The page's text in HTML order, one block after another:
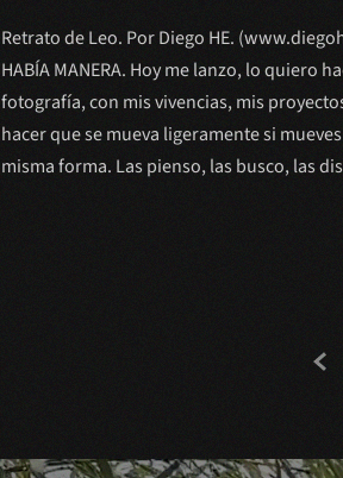
Retrato de Leo. Por Diego HE.
HABÍA MANERA. Hoy me lanzo, lo quiero
fotografía, con mis vivencias, mis
hacer que se mueva ligeramente si
misma forma. Las pienso, las busco, las